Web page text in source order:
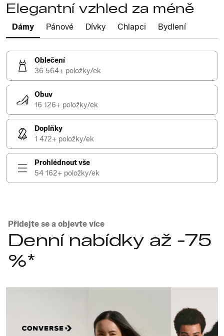
Elegantní vzhled za méně
Dámy Pánové Dívky Chlapci Bydlení
Oblečení
36 564+ položky/ek
Obuv
16 126+ položky/ek
Doplňky
1 472+ položky/ek
Prohlédnout vše
54 162+ položky/ek
Přidejte se a objevte více
Denní nabídky až -75
%*